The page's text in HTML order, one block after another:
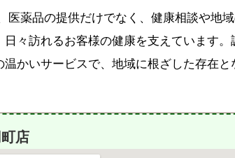
薬品の提供だけでなく、健康相談や地
々訪れるお客様の健康を支えています。
かいサービスで、地域に根ざした存在と
店